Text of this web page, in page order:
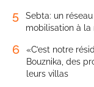
5
Sebta: un
mobilisation à la
6
«C’est notre
Bouznika, des
leurs villas